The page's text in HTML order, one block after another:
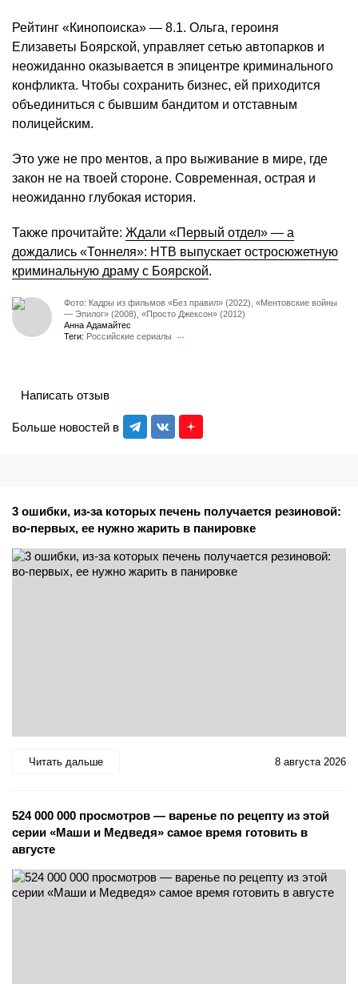
Рейтинг «Кинопоиска» — 8.1. Ольга, героиня
Елизаветы Боярской, управляет сетью автопарков и
неожиданно оказывается в эпицентре криминального
конфликта. Чтобы сохранить бизнес, ей приходится
объединиться с бывшим бандитом и отставным
полицейским.
Это уже не про ментов, а про выживание в мире, где
закон не на твоей стороне. Современная, острая и
неожиданно глубокая история.
Также прочитайте: Ждали «Первый отдел» — а
дождались «Тоннеля»: НТВ выпускает остросюжетную
криминальную драму с Боярской.
Фото: Кадры из фильмов «Без правил» (2022), «Ментовские войны
— Эпилог» (2008), «Просто Джексон» (2012)
Анна Адамайтес
Теги: Российские сериалы
Больше новостей в
Написать отзыв
3 ошибки, из-за которых печень получается резиновой:
во-первых, ее нужно жарить в панировке
Читать дальше 8 августа 2026
524 000 000 просмотров — варенье по рецепту из этой
серии «Маши и Медведя» самое время готовить в
августе